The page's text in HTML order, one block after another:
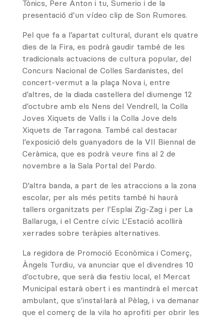
Tònics, Pere Anton i tu, Sumerio i de la
presentació d’un vídeo clip de Son Rumores.
Pel que fa a l’apartat cultural, durant els quatre
dies de la Fira, es podrà gaudir també de les
tradicionals actuacions de cultura popular, del
Concurs Nacional de Colles Sardanistes, del
concert-vermut a la plaça Nova i, entre
d’altres, de la diada castellera del diumenge 12
d’octubre amb els Nens del Vendrell, la Colla
Joves Xiquets de Valls i la Colla Jove dels
Xiquets de Tarragona. També cal destacar
l’exposició dels guanyadors de la VII Biennal de
Ceràmica, que es podrà veure fins al 2 de
novembre a la Sala Portal del Pardo.
D’altra banda, a part de les atraccions a la zona
escolar, per als més petits també hi haurà
tallers organitzats per l’Esplai Zig-Zag i per La
Ballaruga, i el Centre cívic L’Estació acollirà
xerrades sobre teràpies alternatives.
La regidora de Promoció Econòmica i Comerç,
Àngels Turdiu, va anunciar que el divendres 10
d’octubre, que serà dia festiu local, el Mercat
Municipal estarà obert i es mantindrà el mercat
ambulant, que s’instal·larà al Pèlag, i va demanar
que el comerç de la vila ho aprofiti per obrir les